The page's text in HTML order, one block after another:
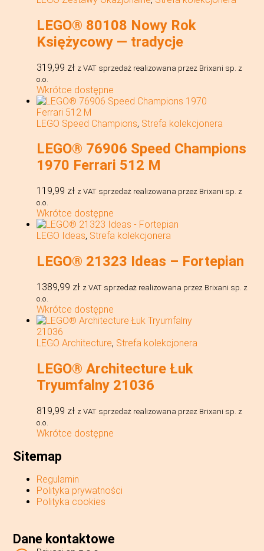
LEGO® 80108 Nowy Rok
Księżycowy — tradycje
319,99 zł z VAT sprzedaż realizowana przez Brixani sp. z
o.o.
Wkrótce dostępne
LEGO Speed Champions, Strefa kolekcjonera
LEGO® 76906 Speed Champions
1970 Ferrari 512 M
119,99 zł z VAT sprzedaż realizowana przez Brixani sp. z
o.o.
Wkrótce dostępne
LEGO Ideas, Strefa kolekcjonera
LEGO® 21323 Ideas – Fortepian
1389,99 zł z VAT sprzedaż realizowana przez Brixani sp. z
o.o.
Wkrótce dostępne
LEGO Architecture, Strefa kolekcjonera
LEGO® Architecture Łuk
Tryumfalny 21036
819,99 zł z VAT sprzedaż realizowana przez Brixani sp. z
o.o.
Wkrótce dostępne
Sitemap
Regulamin
Polityka prywatności
Polityka cookies
Dane kontaktowe